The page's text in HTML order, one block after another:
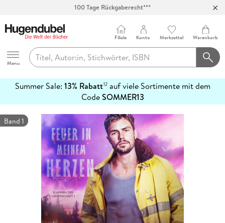
100 Tage Rückgaberecht***
Hugendubel
Menu
Filiale Konto Merkzettel Warenkorb
Summer Sale: 13% Rabatt12auf viele Sortimente mit dem
CodeSOMMER13
erfahren
Band 1